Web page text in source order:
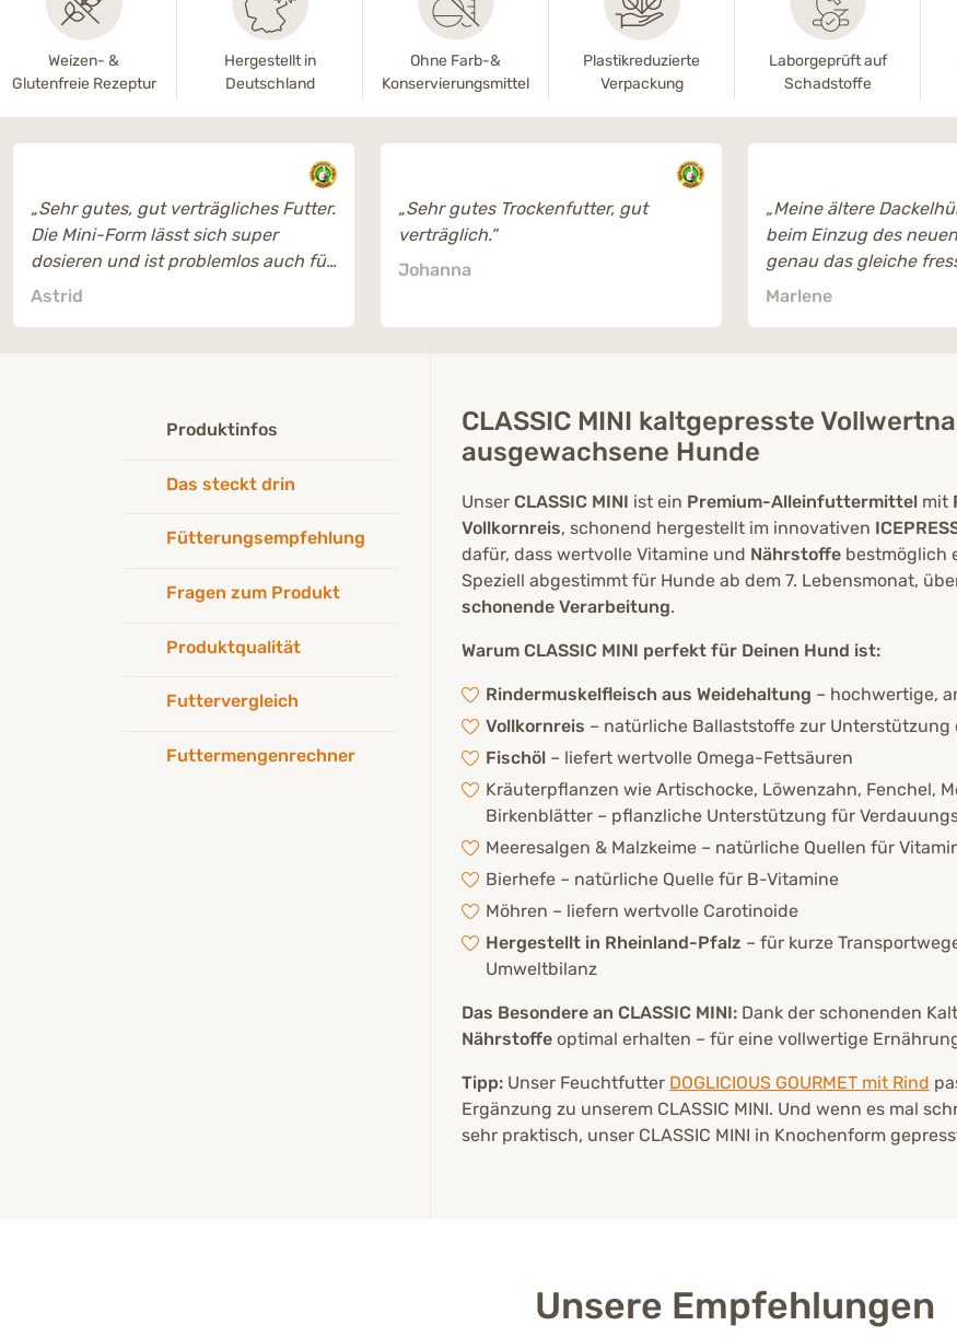
Weizen- &
Glutenfreie Rezeptur
Hergestellt in
Deutschland
Ohne Farb-&
Konservierungsmittel
Plastikreduzierte
Verpackung
Laborgeprüft auf
Schadstoffe
„Sehr gutes, gut verträgliches Futter.
Die Mini-Form lässt sich super
dosieren und ist problemlos auch für
kleine Hunde. Auch meine Kleinpudel
Astrid
„Sehr gutes Trockenfutter, gut
verträglich.“
Johanna
„Meine ältere
beim Einzug des
genau das gleiche
Welpe, also habe ich
Marlene
Produktinfos
CLASSIC MINI kaltgepresste
ausgewachsene Hunde
Unser CLASSIC MINI ist ein Premium-Alleinfuttermittel mit
Vollkornreis, schonend hergestellt im innovativen
dafür, dass wertvolle Vitamine und Nährstoffe bestmöglich
Speziell abgestimmt für Hunde ab dem 7. Lebensmonat,
schonende Verarbeitung.
Warum CLASSIC MINI perfekt für Deinen Hund ist:
Rindermuskelfleisch aus Weidehaltung – hochwertige,
Vollkornreis – natürliche Ballaststoffe zur Unterstützung
Fischöl – liefert wertvolle Omega-Fettsäuren
Kräuterpflanzen wie Artischocke, Löwenzahn, Fenchel,
Birkenblätter – pflanzliche Unterstützung für
Meeresalgen & Malzkeime – natürliche Quellen für
Bierhefe – natürliche Quelle für B-Vitamine
Möhren – liefern wertvolle Carotinoide
Hergestellt in Rheinland-Pfalz – für kurze
Umweltbilanz
Das Besondere an CLASSIC MINI: Dank der schonenden
Nährstoffe optimal erhalten – für eine vollwertige
Tipp: Unser Feuchtfutter DOGLICIOUS GOURMET mit Rind
Ergänzung zu unserem CLASSIC MINI. Und wenn es mal
sehr praktisch, unser CLASSIC MINI in Knochenform
Das steckt drin
Fütterungsempfehlung
Fragen zum Produkt
Produktqualität
Futtervergleich
Futtermengenrechner
Unsere Empfehlungen